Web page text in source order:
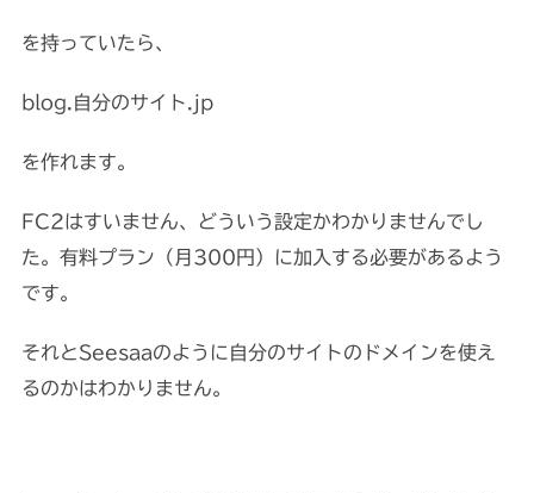
を持っていたら、
blog.自分のサイト.jp
を作れます。
FC2はすいません、どういう設定かわかりませんでし
た。有料プラン（月300円）に加入する必要があるよう
です。
それとSeesaaのように自分のサイトのドメインを使え
るのかはわかりません。